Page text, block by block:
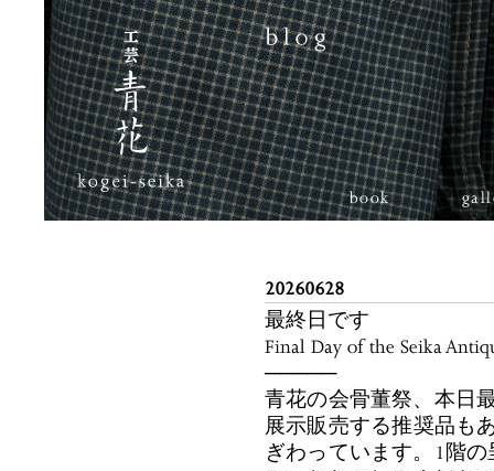
book
20260628
最終日です
Final Day of the Seika
─────
青花の会骨董祭、本日
展示販売する推奨品も
ぎわっています。1階